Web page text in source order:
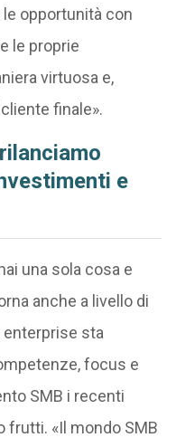
opportunità con
le proprie
virtuosa e,
finale».
e
una sola cosa e
anche a livello di
enterprise sta
focus e
SMB i recenti
frutti. «Il mondo SMB